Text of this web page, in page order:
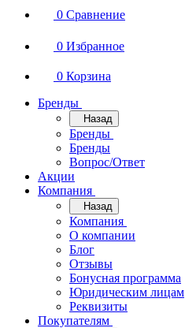
0 Сравнение
0 Избранное
0 Корзина
Бренды
Назад
Бренды
Бренды
Вопрос/Ответ
Акции
Компания
Назад
Компания
О компании
Блог
Отзывы
Бонусная программа
Юридическим лицам
Реквизиты
Покупателям